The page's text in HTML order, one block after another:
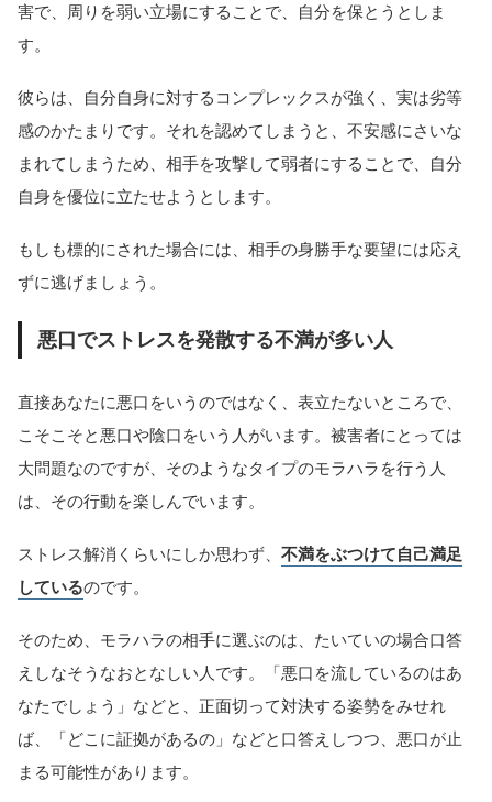
害で、周りを弱い立場にすることで、自分を保とうとしま
す。
彼らは、自分自身に対するコンプレックスが強く、実は劣等
感のかたまりです。それを認めてしまうと、不安感にさいな
まれてしまうため、相手を攻撃して弱者にすることで、自分
自身を優位に立たせようとします。
もしも標的にされた場合には、相手の身勝手な要望には応え
ずに逃げましょう。
悪口でストレスを発散する不満が多い人
直接あなたに悪口をいうのではなく、表立たないところで、
こそこそと悪口や陰口をいう人がいます。被害者にとっては
大問題なのですが、そのようなタイプのモラハラを行う人
は、その行動を楽しんでいます。
ストレス解消くらいにしか思わず、 不満をぶつけて自己満足
しているのです。
そのため、モラハラの相手に選ぶのは、たいていの場合口答
えしなそうなおとなしい人です。「悪口を流しているのはあ
なたでしょう」などと、正面切って対決する姿勢をみせれ
ば、「どこに証拠があるの」などと口答えしつつ、悪口が止
まる可能性があります。